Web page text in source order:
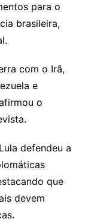
para o
brasileira,
com o Irã,
e
o
defendeu a
que
devem